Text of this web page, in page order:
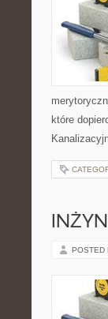
które
POSTED